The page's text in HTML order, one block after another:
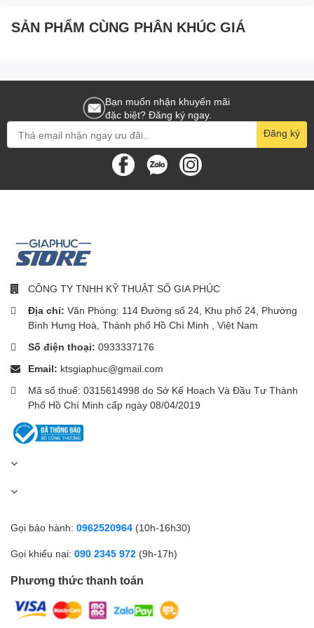
SẢN PHẨM CÙNG PHÂN KHÚC GIÁ
Bạn muốn nhận khuyến mãi
đặc biệt? Đăng ký ngay.
Đăng ký
CÔNG TY TNHH KỸ THUẬT SỐ GIA PHÚC
Địa chỉ: Văn Phòng: 114 Đường số 24, Khu phố 24, Phường
Bình Hưng Hoà, Thành phố Hồ Chí Minh , Việt Nam
Số điện thoại: 0933337176
Email: ktsgiaphuc@gmail.com
Mã số thuế: 0315614998 do Sở Kế Hoạch Và Đầu Tư Thành
Phố Hồ Chí Minh cấp ngày 08/04/2019
Gọi bảo hành: 0962520964 (10h-16h30)
Gọi khiếu nại: 090 2345 972 (9h-17h)
Phương thức thanh toán